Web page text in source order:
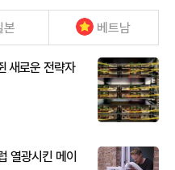
본 베트남
새로운 전략자
열광시킨 메이